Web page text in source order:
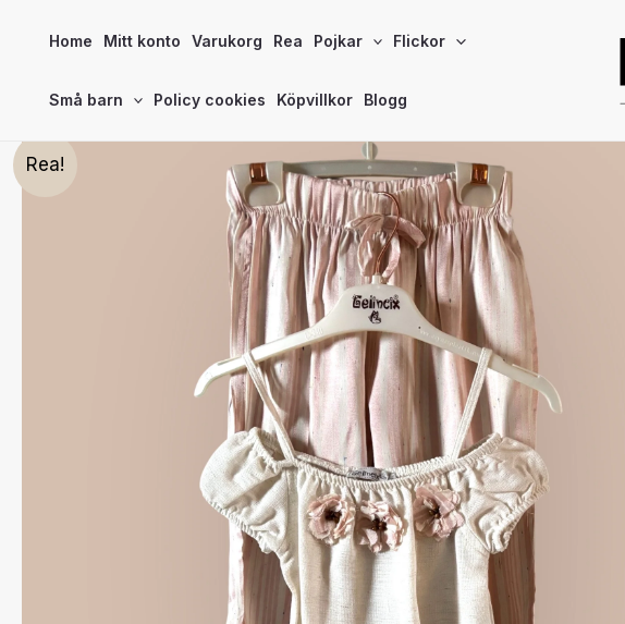
Home Mitt konto Varukorg Rea Pojkar Flickor
Små barn Policy cookies Köpvillkor Blogg
Rea!